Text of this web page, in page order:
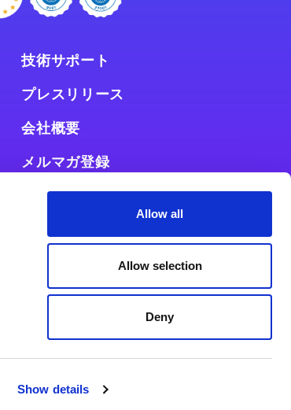
Show details
Allow all
Allow selection
Deny
技術サポート
プレスリリース
会社概要
メルマガ登録